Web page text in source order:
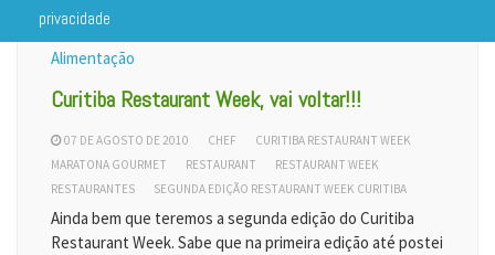
privacidade
Alimentação
Curitiba Restaurant Week, vai voltar!!!
07 DE AGOSTO DE 2010 CHEF
CURITIBA RESTAURANT WEEK
MARATONA GOURMET
RESTAURANT
RESTAURANT WEEK
RESTAURANTES
SEGUNDA EDIÇÃO RESTAURANT WEEK CURITIBA
Ainda bem que teremos a segunda edição do Curitiba
Restaurant Week. Sabe que na primeira edição até postei